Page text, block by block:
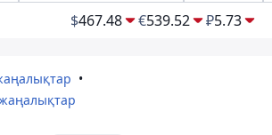
$467.48 €539.52 ₽5.73